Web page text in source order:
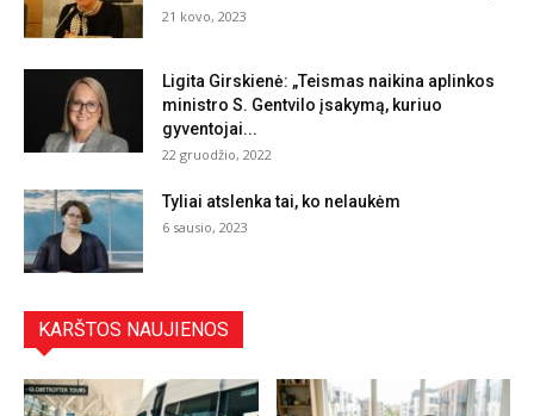
21 kovo, 2023
Ligita Girskienė: „Teismas naikina aplinkos
ministro S. Gentvilo įsakymą, kuriuo
gyventojai...
22 gruodžio, 2022
Tyliai atslenka tai, ko nelaukėm
6 sausio, 2023
KARŠTOS NAUJIENOS